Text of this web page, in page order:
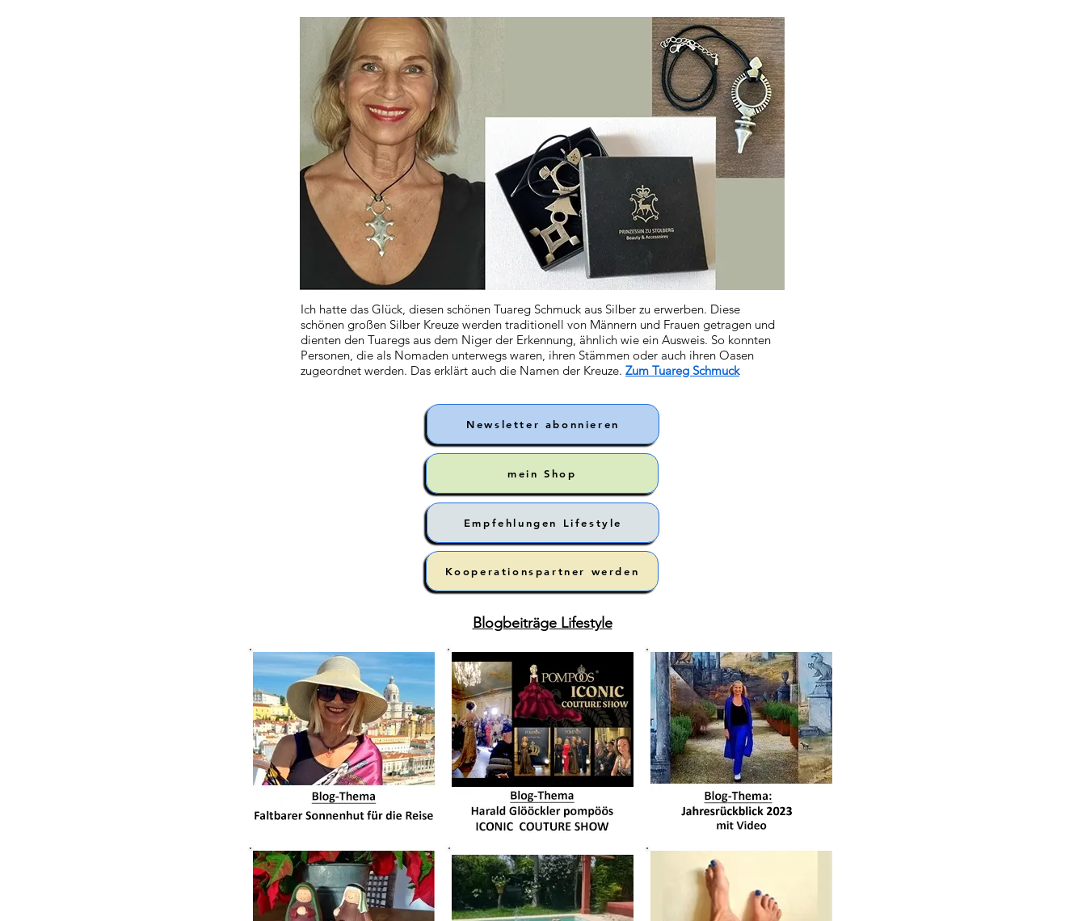
Ich hatte das Glück, diesen schönen Tuareg Schmuck aus Silber zu erwerben. Diese
schönen großen Silber Kreuze werden traditionell von Männern und Frauen getragen und
dienten den Tuaregs aus dem Niger der Erkennung, ähnlich wie ein Ausweis. So konnten
Personen, die als Nomaden unterwegs waren, ihren Stämmen oder auch ihren Oasen
zugeordnet werden. Das erklärt auch die Namen der Kreuze. Zum Tuareg Schmuck
Newsletter abonnieren
mein Shop
Empfehlungen Lifestyle
Kooperationspartner werden
Blogbeiträge Lifestyle